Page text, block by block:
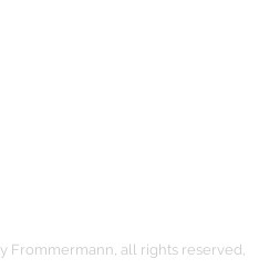
Frommermann, all rights reserved,